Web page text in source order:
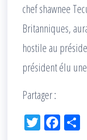
chef shawnee
Britanniques,
hostile au
président élu
Partager :
Tw Fac